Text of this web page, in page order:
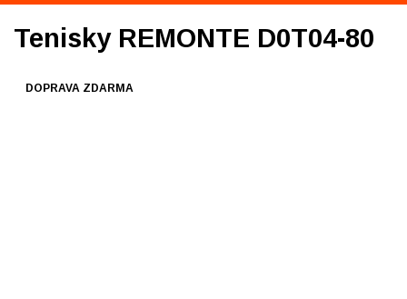
Tenisky REMONTE D0T04-80
DOPRAVA ZDARMA